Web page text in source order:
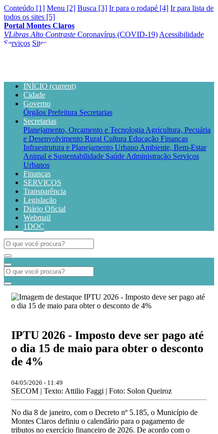
Conteúdo [1] Menu [2] Busca [3] Ir para o rodapé [4] Ir para lista de
todos os sites [5]
Portal Montes Claros
VLibras Alto Contraste Coronavírus (COVID-19) Acessibilidade
Serviços Sites
INÍCIO (current)
Cidade
Governo
Órgãos Prefeitura Secretarias
Secretarias
Planejamento, Orçamento e Tecnologia Agricultura, Pecuária
e Desenvolvimento Rural Cultura Educação Finanças
Infraestrutura e Planejamento Urbano Ambiente, Bem-Estar
Animal e Sustentabilidade Saúde Administração Serviços
Urbanos
Finanças
SERVIÇOS
Transparência
Legislação
Diário Oficial
Webmail
1DOC
IPTU 2026 - Imposto deve ser pago até
o dia 15 de maio para obter o desconto
de 4%
04/05/2026 - 11:49
SECOM | Texto: Attilio Faggi | Foto: Solon Queiroz
No dia 8 de janeiro, com o Decreto nº 5.185, o Município de
Montes Claros definiu o calendário para o pagamento de
tributos no exercício financeiro de 2026. De acordo com o